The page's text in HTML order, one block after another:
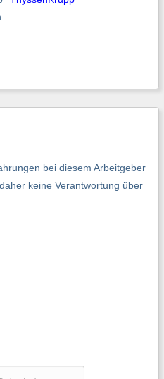
bei diesem Arbeitgeber
keine Verantwortung über